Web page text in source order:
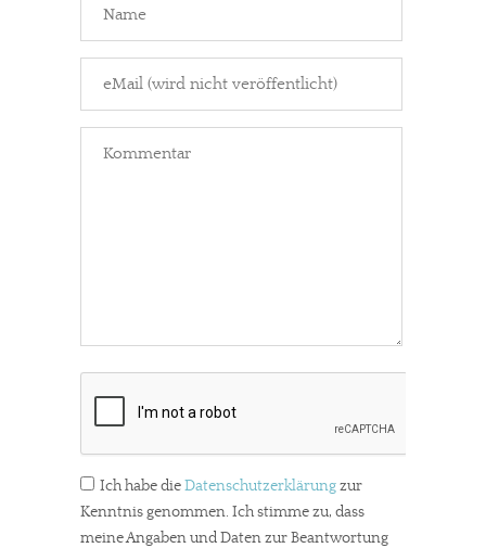
Ich habe dieDatenschutzerklärungzur
Kenntnis genommen. Ich stimme zu, dass
meine Angaben und Daten zur Beantwortung